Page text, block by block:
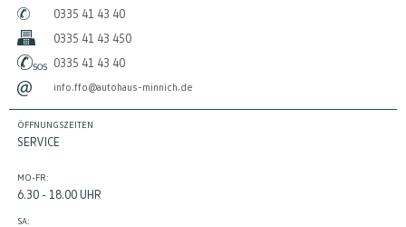
0335 41 43 40
0335 41 43 450
0335 41 43 40
info.ffo@autohaus-minnich.de
ÖFFNUNGSZEITEN
SERVICE
MO-FR:
6.30 - 18.00 UHR
SA: